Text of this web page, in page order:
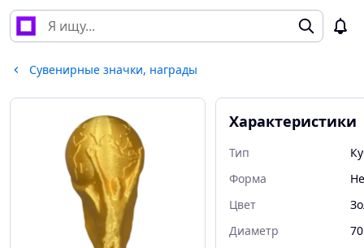
Сувенирные значки, награды
Характеристики
Тип
Форма
Цвет
Диаметр